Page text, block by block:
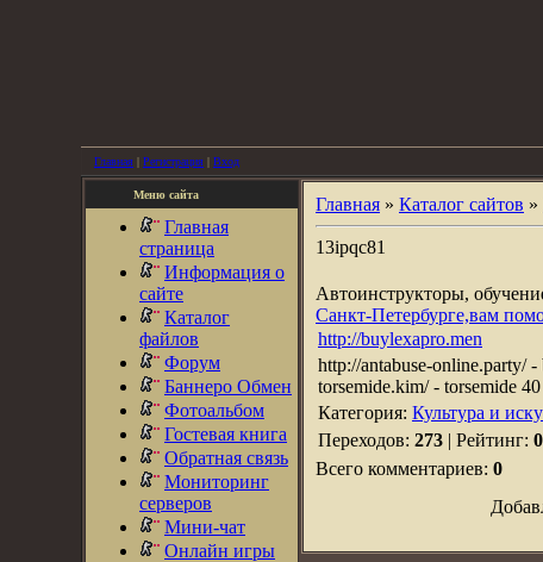
Главная | Регистрация | Вход
Меню сайта
Главная
страница
Информация о
сайте
Каталог
файлов
Форум
Баннеро Обмен
Фотоальбом
Гостевая книга
Обратная связь
Мониторинг
серверов
Мини-чат
Онлайн игры
Главная » Каталог сайтов »
13ipqc81
Автоинструкторы,
Санкт-Петербурге,вам
http://buylexapro.men
http://antabuse-online.party/
torsemide.kim/ - torsemide
Категория: Культура и
Переходов: 273 | Рейтинг:
Всего комментариев: 0